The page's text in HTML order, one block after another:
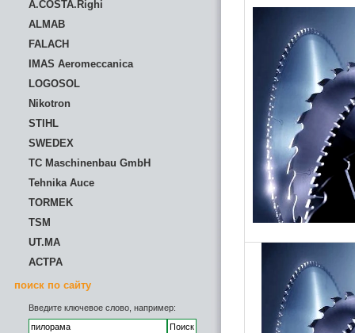
A.COSTA.Righi
ALMAB
FALACH
IMAS Aeromeccanica
LOGOSOL
Nikotron
STIHL
SWEDEX
TC Maschinenbau GmbH
Tehnika Auce
TORMEK
TSM
UT.MA
АСТРА
поиск по сайту
Введите ключевое слово, например: